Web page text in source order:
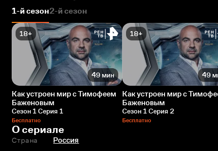
1-й сезон2-й сезон
18+
49 мин
Как устроен мир с Тимофеем
Баженовым
Сезон 1 Серия 1
Бесплатно
18+
49
Как устроен мир с
Баженовым
Сезон 1 Серия 2
Бесплатно
О сериале
Страна Россия